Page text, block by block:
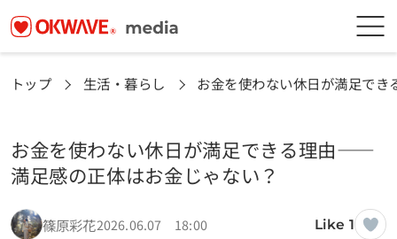
トップ 生活・暮らし お金を使わない休日が満足で
お金を使わない休日が満足できる理由——
満足感の正体はお金じゃない？
篠原彩花2026.06.07 18:00 Like 1